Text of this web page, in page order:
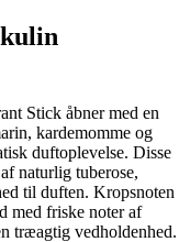
Stick åbner med en
kardemomme og
duftoplevelse. Disse
naturlig tuberose,
til duften. Kropsnoten
med friske noter af
træagtig vedholdenhed.